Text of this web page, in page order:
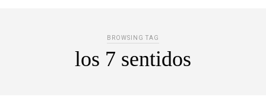
BROWSING TAG
los 7 sentidos